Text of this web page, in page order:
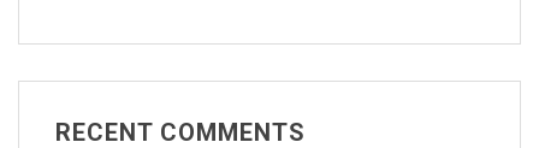
RECENT COMMENTS